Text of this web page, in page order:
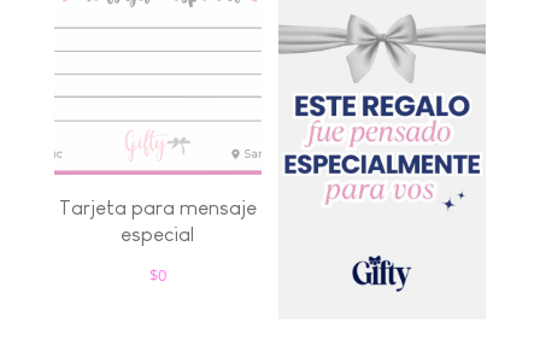
Tarjeta para mensaje
especial
$0